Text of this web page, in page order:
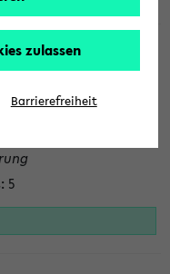
ist unbedingt
5
zulassen
Barrierefreiheit